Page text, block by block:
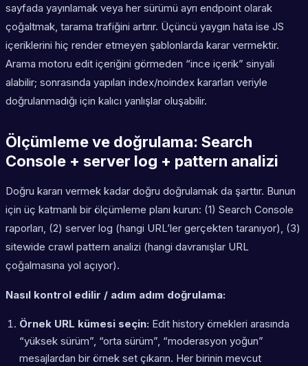
sayfada yayınlamak veya her sürümü ayrı endpoint olarak
çoğaltmak, tarama trafiğini artırır. Üçüncü yaygın hata ise JS
içeriklerini hiç render etmeyen şablonlarda karar vermektir.
Arama motoru edit içeriğini görmeden “ince içerik” sinyali
alabilir; sonrasında yapılan index/noindex kararları veriyle
doğrulanmadığı için kalıcı yanlışlar oluşabilir.
Ölçümleme ve doğrulama: Search
Console + server log + pattern analizi
Doğru kararı vermek kadar doğru doğrulamak da şarttır. Bunun
için üç katmanlı bir ölçümleme planı kurun: (1) Search Console
raporları, (2) server log (hangi URL’ler gerçekten taranıyor), (3)
sitewide crawl pattern analizi (hangi davranışlar URL
çoğalmasına yol açıyor).
Nasıl kontrol edilir / adım adım doğrulama:
Örnek URL kümesi seçin: Edit history örnekleri arasında
“yüksek sürüm”, “orta sürüm”, “moderasyon yoğun”
mesajlardan bir örnek set çıkarın. Her birinin mevcut